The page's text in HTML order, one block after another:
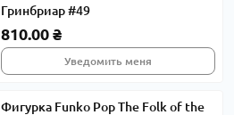
Гринбриар #49
810.00 ₴
Уведомить меня
Фигурка Funko Pop The Folk of the